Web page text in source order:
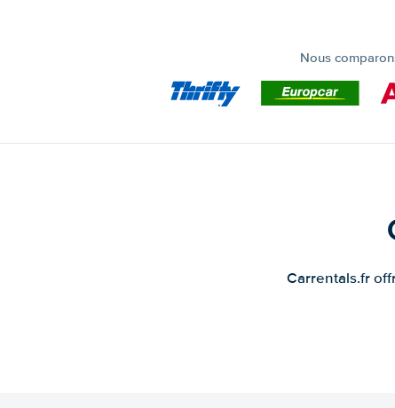
Nous
Carrentals.fr